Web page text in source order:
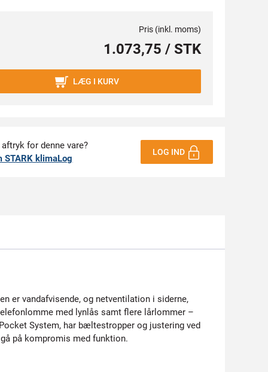
Pris (inkl. moms)
1.073,75 / STK
LÆG I KURV
aftryk for denne vare?
STARK klimaLog
LOG IND
er vandafvisende, og netventilation i siderne,
med lynlås samt flere lårlommer –
System, har bæltestropper og justering ved
på kompromis med funktion.